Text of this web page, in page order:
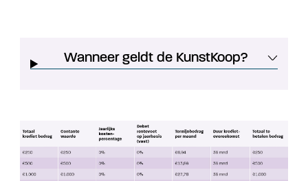
Wanneer geldt de KunstKoop?